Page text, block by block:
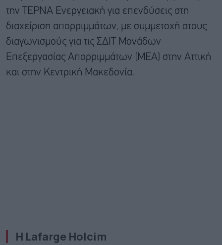
την ΤΕΡΝΑ Ενεργειακή για επενδύσεις στη
διαχείριση απορριμμάτων, με συμμετοχή στους
διαγωνισμούς για τις ΣΔΙΤ Μονάδων
Επεξεργασίας Απορριμμάτων (ΜΕΑ) στην Αττική
και στην Κεντρική Μακεδονία.
Η Lafarge Holcim